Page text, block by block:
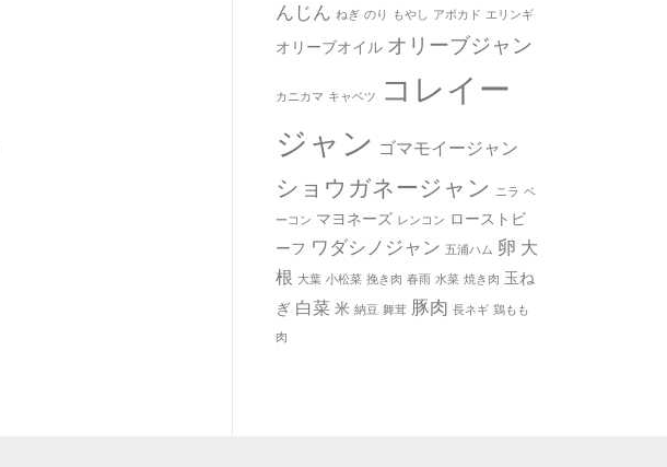
んじん ねぎ のり もやし アボカド エリンギ
オリーブオイル オリーブジャン
カニカマ キャベツ
コレイー
ジャン ゴマモイージャン
ショウガネージャン ニラ ベ
ーコン マヨネーズ レンコン ローストビ
ーフ ワダシノジャン 五浦ハム 卵 大
根 大葉 小松菜 挽き肉 春雨 水菜 焼き肉 玉ね
ぎ 白菜 米 納豆 舞茸 豚肉 長ネギ 鶏もも
肉